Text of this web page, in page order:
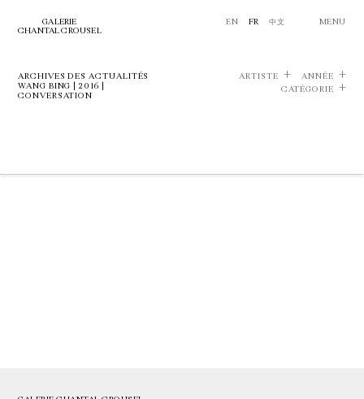
GALERIE
CHANTAL CROUSEL
EN FR 中文 MENU
ARCHIVES DES ACTUALITÉS
WANG BING | 2016 |
CONVERSATION
ARTISTE
ANNÉE
CATÉGORIE